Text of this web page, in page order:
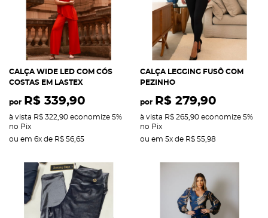
CALÇA WIDE LED COM CÓS
COSTAS EM LASTEX
por R$ 339,90
à vista R$ 322,90 economize 5%
no Pix
ou em 6x de R$ 56,65
CALÇA LEGGING FUSÔ COM
PEZINHO
por R$ 279,90
à vista R$ 265,90 economize 5%
no Pix
ou em 5x de R$ 55,98